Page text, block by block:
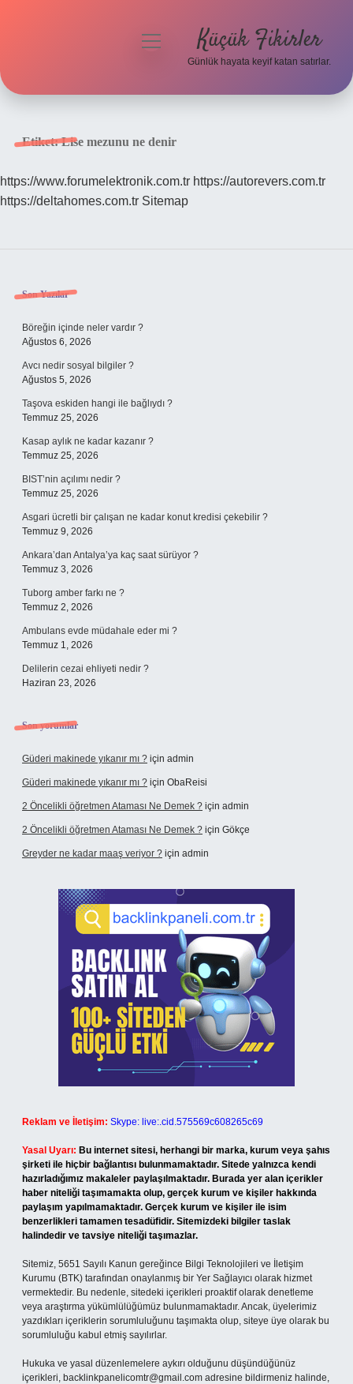
Hakkımızda
menüyü
Küçük Fikirler
Günlük hayata keyif katan satırlar.
Etiket:Lise mezunu ne denir
https://www.forumelektronik.com.tr https://autorevers.com.tr
https://deltahomes.com.tr Sitemap
Sidebar
Son Yazılar
Böreğin içinde neler vardır ?
Ağustos 6, 2026
Avcı nedir sosyal bilgiler ?
Ağustos 5, 2026
Taşova eskiden hangi ile bağlıydı ?
Temmuz 25, 2026
Kasap aylık ne kadar kazanır ?
Temmuz 25, 2026
BIST’nin açılımı nedir ?
Temmuz 25, 2026
Asgari ücretli bir çalışan ne kadar konut kredisi çekebilir ?
Temmuz 9, 2026
Ankara’dan Antalya’ya kaç saat sürüyor ?
Temmuz 3, 2026
Tuborg amber farkı ne ?
Temmuz 2, 2026
Ambulans evde müdahale eder mi ?
Temmuz 1, 2026
Delilerin cezai ehliyeti nedir ?
Haziran 23, 2026
Son yorumlar
Güderi makinede yıkanır mı ? için admin
Güderi makinede yıkanır mı ? için ObaReisi
2 Öncelikli öğretmen Ataması Ne Demek ? için admin
2 Öncelikli öğretmen Ataması Ne Demek ? için Gökçe
Greyder ne kadar maaş veriyor ? için admin
Reklam ve İletişim: Skype: live:.cid.575569c608265c69
Yasal Uyarı: Bu internet sitesi, herhangi bir marka, kurum veya şahıs
şirketi ile hiçbir bağlantısı bulunmamaktadır. Sitede yalnızca kendi
hazırladığımız makaleler paylaşılmaktadır. Burada yer alan içerikler
haber niteliği taşımamakta olup, gerçek kurum ve kişiler hakkında
paylaşım yapılmamaktadır. Gerçek kurum ve kişiler ile isim
benzerlikleri tamamen tesadüfidir. Sitemizdeki bilgiler taslak
halindedir ve tavsiye niteliği taşımazlar.
Sitemiz, 5651 Sayılı Kanun gereğince Bilgi Teknolojileri ve İletişim
Kurumu (BTK) tarafından onaylanmış bir Yer Sağlayıcı olarak hizmet
vermektedir. Bu nedenle, sitedeki içerikleri proaktif olarak denetleme
veya araştırma yükümlülüğümüz bulunmamaktadır. Ancak, üyelerimiz
yazdıkları içeriklerin sorumluluğunu taşımakta olup, siteye üye olarak bu
sorumluluğu kabul etmiş sayılırlar.
Hukuka ve yasal düzenlemelere aykırı olduğunu düşündüğünüz
içerikleri, backlinkpanelicomtr@gmail.com adresine bildirmeniz halinde,